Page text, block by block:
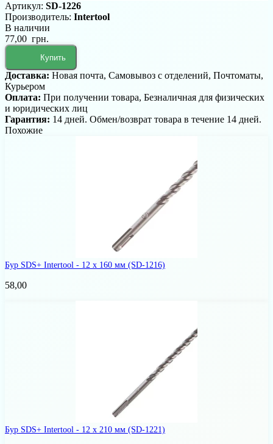
Артикул: SD-1226
Производитель: Intertool
В наличии
77,00 грн.
Купить
Доставка: Новая почта, Самовывоз с отделений, Почтоматы,
Курьером
Оплата: При получении товара, Безналичная для физических
и юридических лиц
Гарантия: 14 дней. Обмен/возврат товара в течение 14 дней.
Похожие
Бур SDS+ Intertool - 12 х 160 мм (SD-1216)
58,00
Бур SDS+ Intertool - 12 х 210 мм (SD-1221)